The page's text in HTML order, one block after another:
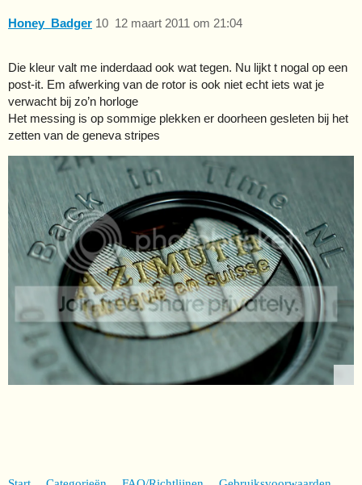
Honey_Badger 12 maart 2011 om 21:04
10
Die kleur valt me inderdaad ook wat tegen. Nu lijkt t nogal op een
post-it. Em afwerking van de rotor is ook niet echt iets wat je
verwacht bij zo’n horloge
Het messing is op sommige plekken er doorheen gesleten bij het
zetten van de geneva stripes